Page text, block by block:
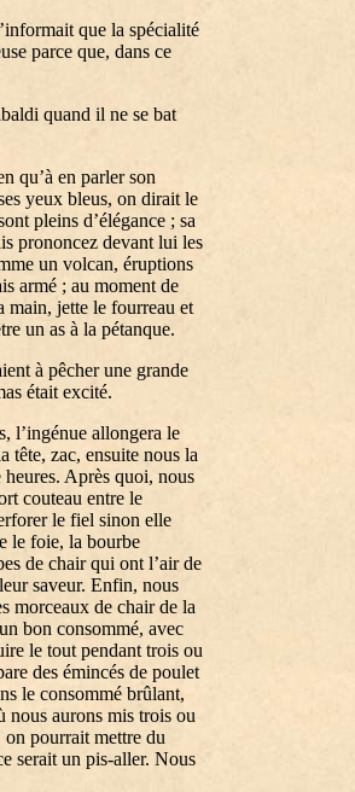
que la spécialité
parce que, dans ce
quand il ne se bat
qu’à en parler son
yeux bleus, on dirait le
pleins d’élégance ; sa
prononcez devant lui les
un volcan, éruptions
armé ; au moment de
main, jette le fourreau et
un as à la pétanque.
à pêcher une grande
était excité.
l’ingénue allongera le
tête, zac, ensuite nous la
Après quoi, nous
couteau entre le
le fiel sinon elle
le foie, la bourbe
de chair qui ont l’air de
saveur. Enfin, nous
morceaux de chair de la
bon consommé, avec
le tout pendant trois ou
des émincés de poulet
le consommé brûlant,
nous aurons mis trois ou
on pourrait mettre du
serait un pis-aller. Nous